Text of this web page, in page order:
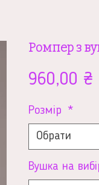
Ромпер з
960,00 ₴
Розмір *
Обрати
Вушка на